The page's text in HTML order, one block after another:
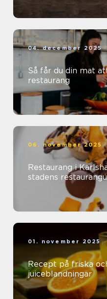
04. december 2025
Så får du din mat
restaurang
06. november 2025
Restaurang i
stadens
01. november 2025
Recept på friska
juiceblandningar